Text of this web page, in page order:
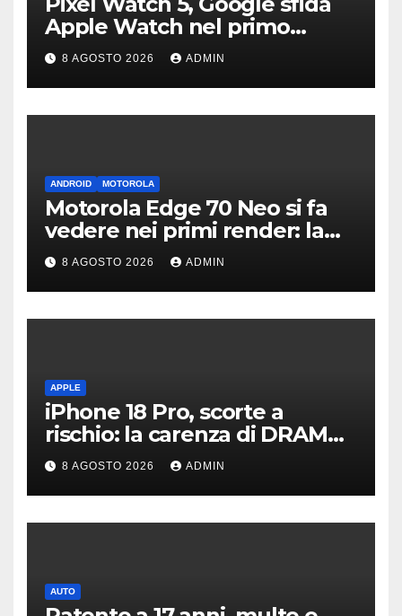
Apple Watch nel primo
teaser: “sembra un orologio”
8 AGOSTO 2026 ADMIN
ANDROID MOTOROLA
Motorola Edge 70 Neo si fa
vedere nei primi render: la
fotocamera è da 200 MP
8 AGOSTO 2026 ADMIN
APPLE
iPhone 18 Pro, scorte a
rischio: la carenza di DRAM
potrebbe far slittare le
consegne
8 AGOSTO 2026 ADMIN
AUTO